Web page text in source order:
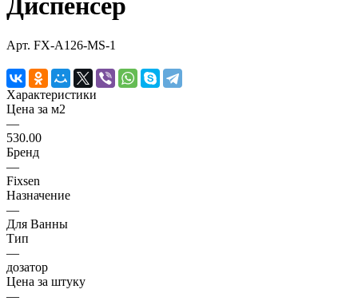
Диспенсер
Арт. FX-A126-MS-1
Характеристики
Цена за м2
—
530.00
Бренд
—
Fixsen
Назначение
—
Для Ванны
Тип
—
дозатор
Цена за штуку
—